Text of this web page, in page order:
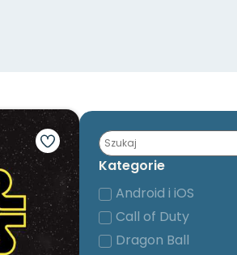
Kategorie
Android i iOS
Call of Duty
Dragon Ball